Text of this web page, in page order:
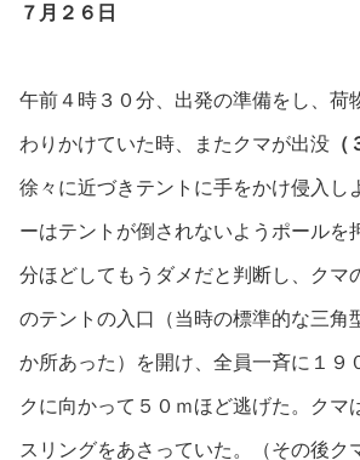
７月２６日
午前４時３０分、出発の準備をし、荷
わりかけていた時、またクマが出没 （
徐々に近づきテントに手をかけ侵入し
ーはテントが倒されないようポールを
分ほどしてもうダメだと判断し、クマ
のテントの入口（当時の標準的な三角
か所あった）を開け、全員一斉に１９
クに向かって５０ｍほど逃げた。クマ
スリングをあさっていた。（その後ク